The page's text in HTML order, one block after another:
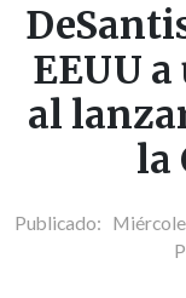
EEUU
al
la
Publicado: